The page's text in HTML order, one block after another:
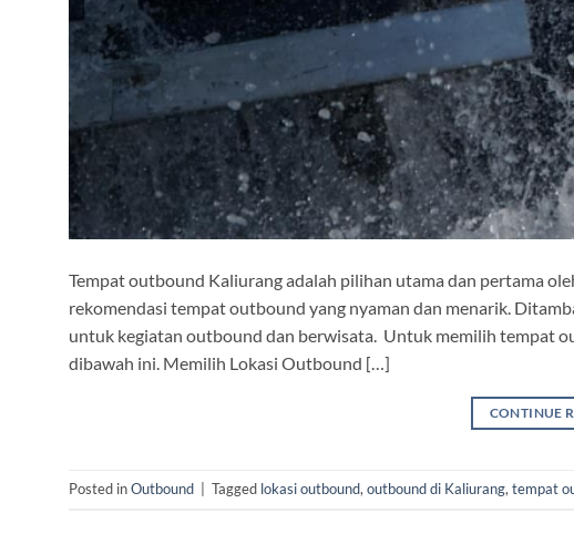
Tempat outbound Kaliurang adalah pilihan utama dan pertama
rekomendasi tempat outbound yang nyaman dan menarik.
untuk kegiatan outbound dan berwisata. Untuk memilih tempat
dibawah ini. Memilih Lokasi Outbound […]
CONTINUE
Posted inOutbound Tagged lokasi outbound, outbound di Kaliurang, tempat